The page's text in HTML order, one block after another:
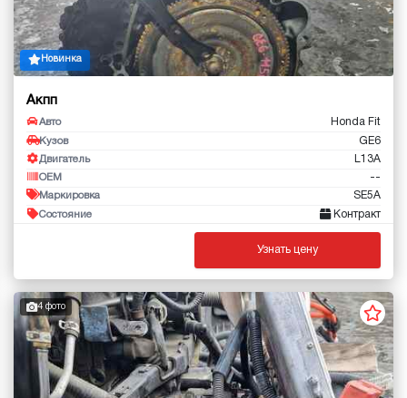
Новинка
Акпп
Авто Honda Fit
Кузов GE6
Двигатель L13A
OEM --
Маркировка SE5A
Состояние Контракт
Узнать цену
4 фото